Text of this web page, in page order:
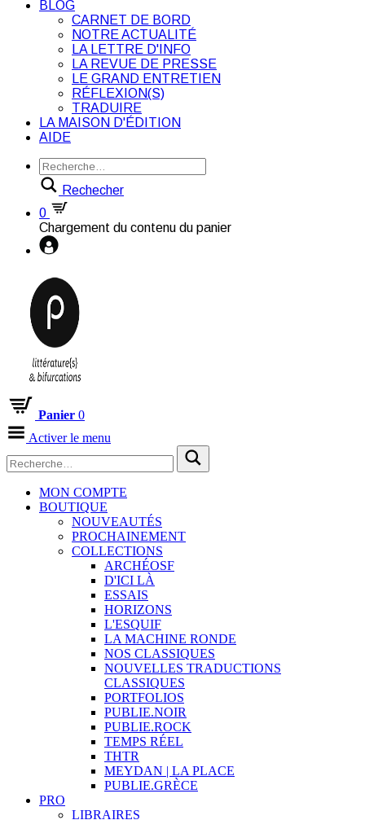
BLOG
CARNET DE BORD
NOTRE ACTUALITÉ
LA LETTRE D'INFO
LA REVUE DE PRESSE
LE GRAND ENTRETIEN
RÉFLEXION(S)
TRADUIRE
LA MAISON D'ÉDITION
AIDE
Rechecher
0
Chargement du contenu du panier
Panier 0
Activer le menu
MON COMPTE
BOUTIQUE
NOUVEAUTÉS
PROCHAINEMENT
COLLECTIONS
ARCHÉOSF
D'ICI LÀ
ESSAIS
HORIZONS
L'ESQUIF
LA MACHINE RONDE
NOS CLASSIQUES
NOUVELLES TRADUCTIONS
CLASSIQUES
PORTFOLIOS
PUBLIE.NOIR
PUBLIE.ROCK
TEMPS RÉEL
THTR
MEYDAN | LA PLACE
PUBLIE.GRÈCE
PRO
LIBRAIRES